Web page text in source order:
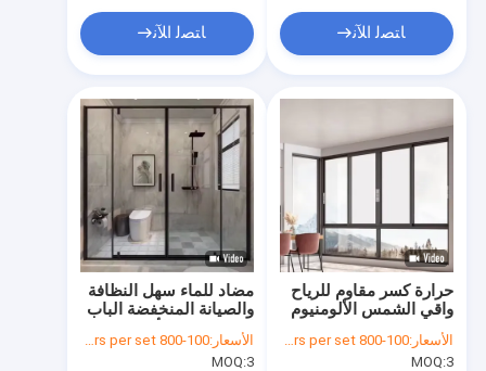
ﺎﺘﺼﻟ ﺍﻶﻧ ﺎﺘﺼﻟ ﺍﻶﻧ
مضاد للماء سهل النظافة
والصيانة المنخفضة الباب
المنزلق من الألومنيوم مع
لوحة دش زجاجية معتدلة
الأسعار:100-800 dollars per set
MOQ:3
حرارة كسر مقاوم للرياح
واقي الشمس الألومنيوم
الزحف النافذة مع الزجاج
المقاوم للضغط
الأسعار:100-800 dollars per set
MOQ:3